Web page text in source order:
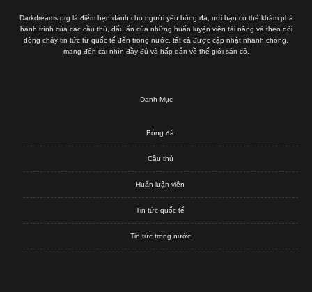
Darkdreams.org là điểm hẹn dành cho người yêu bóng đá, nơi bạn có thể khám phá
hành trình của các cầu thủ, dấu ấn của những huấn luyện viên tài năng và theo dõi
dòng chảy tin tức từ quốc tế đến trong nước, tất cả được cập nhật nhanh chóng,
mang đến cái nhìn đầy đủ và hấp dẫn về thế giới sân cỏ.
Danh Mục
Bóng đá
Cầu thủ
Huấn luận viên
Tin tức quốc tế
Tin tức trong nước